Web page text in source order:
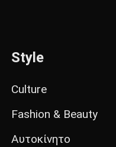
Style
Culture
Fashion & Beauty
Αυτοκίνητο